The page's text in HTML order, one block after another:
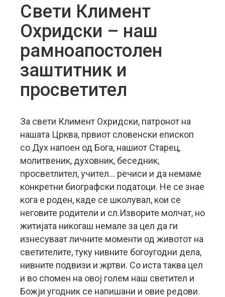
Свети Климент
Охридски – наш
рамноапостолен
заштитник и
просветител
За свети Климент Охридски, патронот на
нашата Црква, првиот словенски епископ
со Дух напоен од Бога, нашиот Старец,
молитвеник, духовник, беседник,
просветлител, учител… речиси и да немаме
конкретни биографски податоци. Не се знае
кога е роден, каде се школувал, кои се
неговите родители и сл.Изворите молчат, но
житијата никогаш немале за цел да ги
изнесуваат личните моменти од животот на
светителите, туку нивните богоугодни дела,
нивните подвизи и жртви. Со иста таква цел
и во спомен на овој голем наш светител и
Божји угодник се напишани и овие редови.